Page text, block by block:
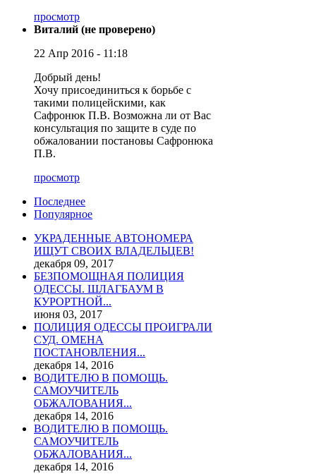
просмотр
Виталий (не проверено)
22 Апр 2016 - 11:18
Добрый день!
Хочу присоединиться к борьбе с
такими полицейскими, как
Сафронюк П.В. Возможна ли от Вас
консультация по защите в суде по
обжаловании постановы Сафронюка
П.В.
просмотр
Последнее
Популярное
УКРАДЕННЫЕ АВТОНОМЕРА
ИЩУТ СВОИХ ВЛАДЕЛЬЦЕВ!
декабря 09, 2017
БЕЗПОМОЩНАЯ ПОЛИЦИЯ
ОДЕССЫ. ШЛАГБАУМ В
КУРОРТНОЙ...
июня 03, 2017
ПОЛИЦИЯ ОДЕССЫ ПРОИГРАЛИ
СУД. ОМЕНА
ПОСТАНОВЛЕНИЯ...
декабря 14, 2016
ВОДИТЕЛЮ В ПОМОЩЬ.
САМОУЧИТЕЛЬ
ОБЖАЛОВАНИЯ...
декабря 14, 2016
ВОДИТЕЛЮ В ПОМОЩЬ.
САМОУЧИТЕЛЬ
ОБЖАЛОВАНИЯ...
декабря 14, 2016